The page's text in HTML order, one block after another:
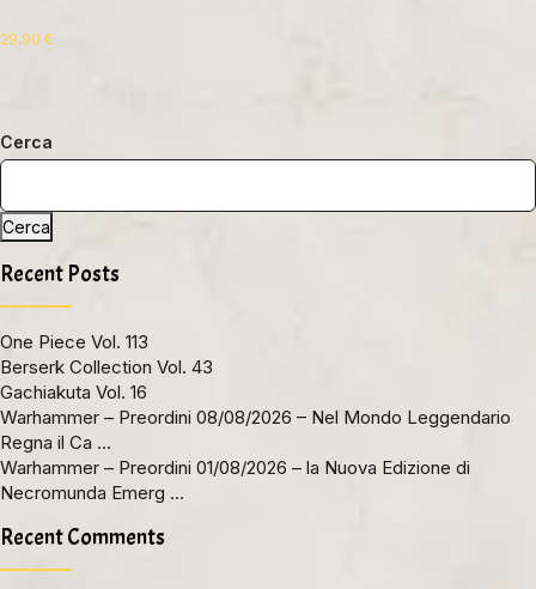
29,90 €
Cerca
Cerca
Recent Posts
One Piece Vol. 113
Berserk Collection Vol. 43
Gachiakuta Vol. 16
Warhammer – Preordini 08/08/2026 – Nel Mondo Leggendario
Regna il Ca …
Warhammer – Preordini 01/08/2026 – la Nuova Edizione di
Necromunda Emerg …
Recent Comments